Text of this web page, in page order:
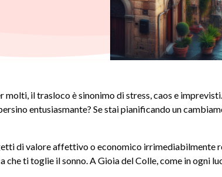
il trasloco è sinonimo di stress, caos e
entusiasmante? Se stai pianificando un
di valore affettivo o economico irrimediabilmente
ti toglie il sonno. A Gioia del Colle, come in ogni